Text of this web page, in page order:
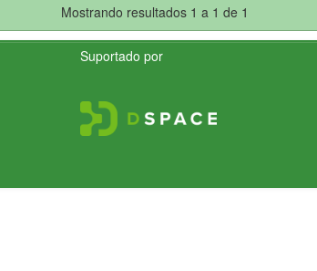
Mostrando resultados 1 a 1 de 1
Suportado por